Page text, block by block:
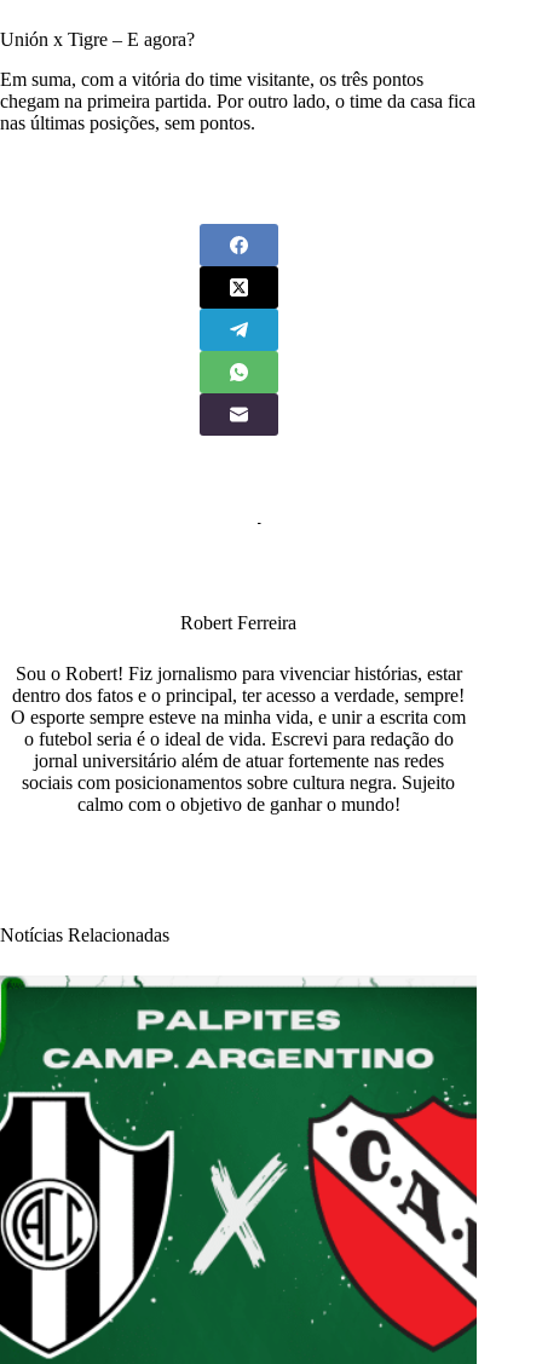
Unión x Tigre – E agora?
Em suma, com a vitória do time visitante, os três pontos
chegam na primeira partida. Por outro lado, o time da casa fica
nas últimas posições, sem pontos.
Robert Ferreira
Sou o Robert! Fiz jornalismo para vivenciar histórias, estar
dentro dos fatos e o principal, ter acesso a verdade, sempre!
O esporte sempre esteve na minha vida, e unir a escrita com
o futebol seria é o ideal de vida. Escrevi para redação do
jornal universitário além de atuar fortemente nas redes
sociais com posicionamentos sobre cultura negra. Sujeito
calmo com o objetivo de ganhar o mundo!
Notícias Relacionadas